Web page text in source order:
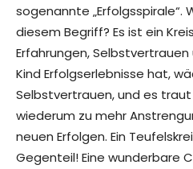
sogenannte „Erfolgsspirale“.
diesem Begriff? Es ist ein
Erfahrungen,
Kind Erfolgserlebnisse hat,
Selbstvertrauen, und es
wiederum zu mehr
neuen Erfolgen. Ein
Gegenteil! Eine wunderbare